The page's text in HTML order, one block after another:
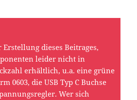
dieses Beitrages,
leider nicht in
erhältlich, u.a. eine grüne
0603, die USB Typ C Buchse
Wer sich